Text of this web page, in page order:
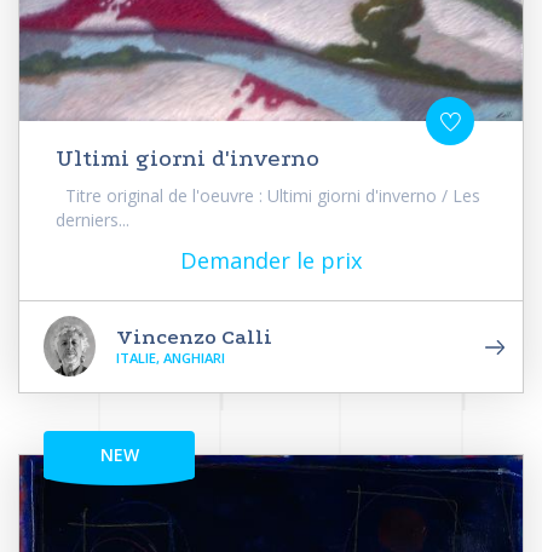
Ultimi giorni d'inverno
Titre original de l'oeuvre : Ultimi giorni d'inverno / Les
derniers...
Demander le prix
Vincenzo Calli
ITALIE, ANGHIARI
NEW